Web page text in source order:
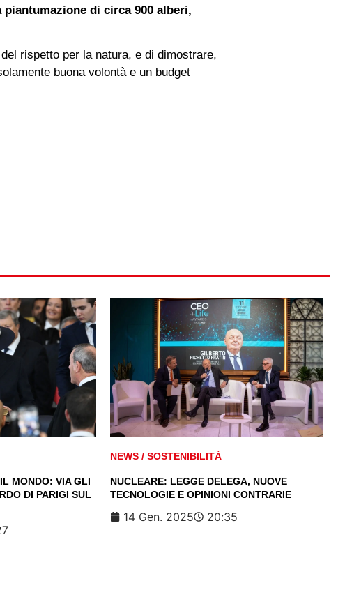
di circa 900 alberi,
rispetto per la natura, e di dimostrare,
buona volontà e un budget
MONDO: VIA GLI
DI PARIGI SUL
NEWS / SOSTENIBILITÀ
NUCLEARE: LEGGE DELEGA, NUOVE
TECNOLOGIE E OPINIONI CONTRARIE
14 Gen. 2025 20:35